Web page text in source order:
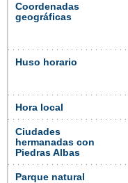
Coordenadas
geográficas
Huso horario
Hora local
Ciudades
hermanadas con
Piedras Albas
Parque natural